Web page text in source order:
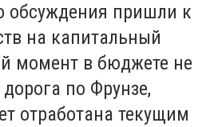
обсуждения пришли к
на капитальный
момент в бюджете не
по Фрунзе,
отработана текущим